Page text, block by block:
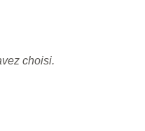
choisi.